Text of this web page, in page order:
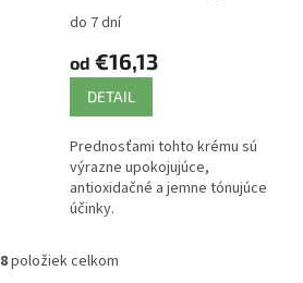
ATOK
do 7 dní
od €16,13
DETAIL
Prednosťami tohto krému sú
výrazne upokojujúce,
antioxidačné a jemne tónujúce
účinky.
O
8položiek celkom